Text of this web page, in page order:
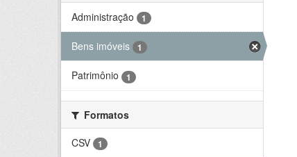
Administração
1
Bens imóveis 1
Patrimônio 1
Formatos
CSV
1